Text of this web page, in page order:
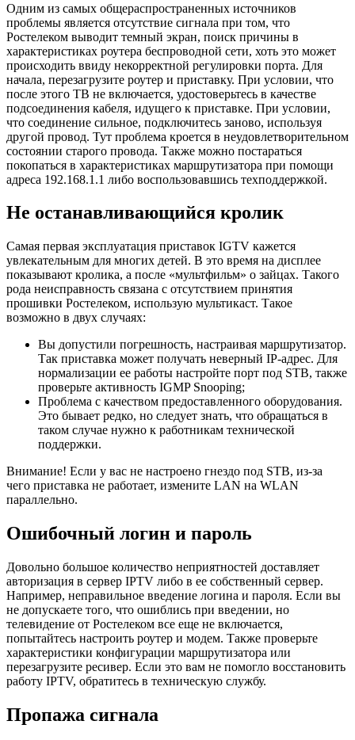
Одним из самых общераспространенных источников
проблемы является отсутствие сигнала при том, что
Ростелеком выводит темный экран, поиск причины в
характеристиках роутера беспроводной сети, хоть это может
происходить ввиду некорректной регулировки порта. Для
начала, перезагрузите роутер и приставку. При условии, что
после этого ТВ не включается, удостоверьтесь в качестве
подсоединения кабеля, идущего к приставке. При условии,
что соединение сильное, подключитесь заново, используя
другой провод. Тут проблема кроется в неудовлетворительном
состоянии старого провода. Также можно постараться
покопаться в характеристиках маршрутизатора при помощи
адреса 192.168.1.1 либо воспользовавшись техподдержкой.
Не останавливающийся кролик
Самая первая эксплуатация приставок IGTV кажется
увлекательным для многих детей. В это время на дисплее
показывают кролика, а после «мультфильм» о зайцах. Такого
рода неисправность связана с отсутствием принятия
прошивки Ростелеком, использую мультикаст. Такое
возможно в двух случаях:
Вы допустили погрешность, настраивая маршрутизатор.
Так приставка может получать неверный IP-адрес. Для
нормализации ее работы настройте порт под STB, также
проверьте активность IGMP Snooping;
Проблема с качеством предоставленного оборудования.
Это бывает редко, но следует знать, что обращаться в
таком случае нужно к работникам технической
поддержки.
Внимание! Если у вас не настроено гнездо под STB, из-за
чего приставка не работает, измените LAN на WLAN
параллельно.
Ошибочный логин и пароль
Довольно большое количество неприятностей доставляет
авторизация в сервер IPTV либо в ее собственный сервер.
Например, неправильное введение логина и пароля. Если вы
не допускаете того, что ошиблись при введении, но
телевидение от Ростелеком все еще не включается,
попытайтесь настроить роутер и модем. Также проверьте
характеристики конфигурации маршрутизатора или
перезагрузите ресивер. Если это вам не помогло восстановить
работу IPTV, обратитесь в техническую службу.
Пропажа сигнала